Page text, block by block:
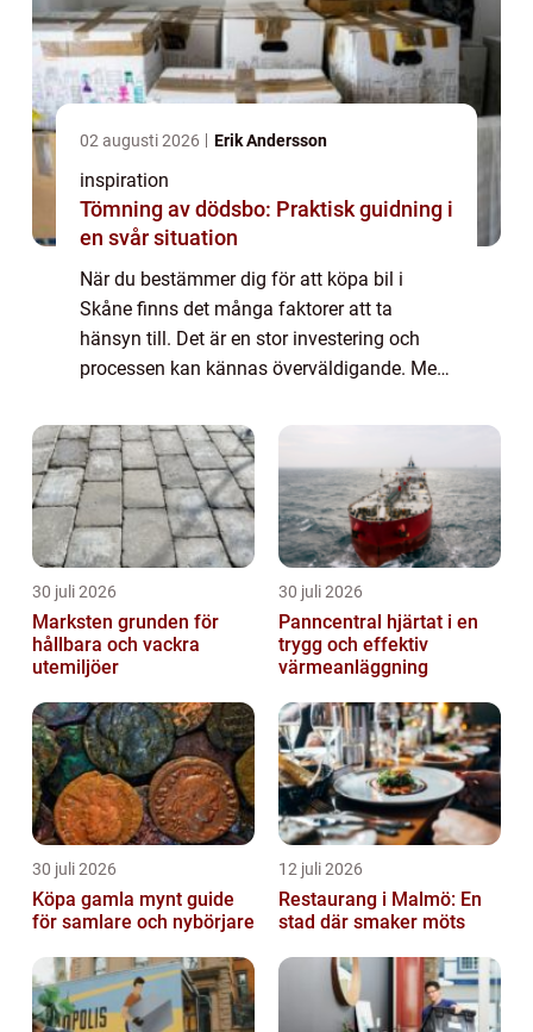
02 augusti 2026 Erik Andersson
inspiration
Tömning av dödsbo: Praktisk guidning i
en svår situation
När du bestämmer dig för att köpa bil i
Skåne finns det många faktorer att ta
hänsyn till. Det är en stor investering och
processen kan kännas överväldigande. Men
30 juli 2026
Marksten grunden för
hållbara och vackra
utemiljöer
30 juli 2026
Panncentral hjärtat i en
trygg och effektiv
värmeanläggning
30 juli 2026
Köpa gamla mynt guide
för samlare och nybörjare
12 juli 2026
Restaurang i Malmö: En
stad där smaker möts